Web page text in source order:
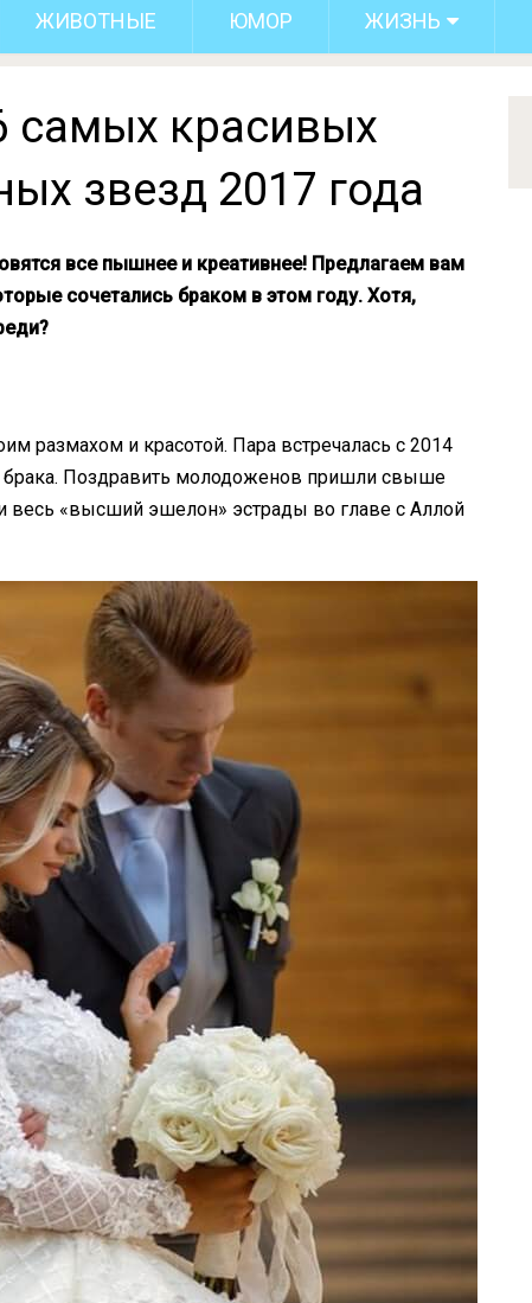
ЖИВОТНЫЕ ЮМОР ЖИЗНЬ
самых красивых
звезд 2017 года
все пышнее и креативнее! Предлагаем вам
сочетались браком в этом году. Хотя,
размахом и красотой. Пара встречалась с 2014
брака. Поздравить молодоженов пришли свыше
весь «высший эшелон» эстрады во главе с Аллой